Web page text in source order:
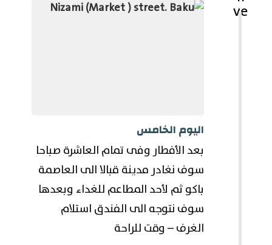
اليوم الخامس
بعد الأفطار وفى تمام العاشرة صباحا
سوف نغادر مدينة قبالا الى العاصمة
باكو ثم لأحد المطاعم للغداء وبعدها
سوف نتوجه الى الفندق استلام
الغرف – وقت للراحة